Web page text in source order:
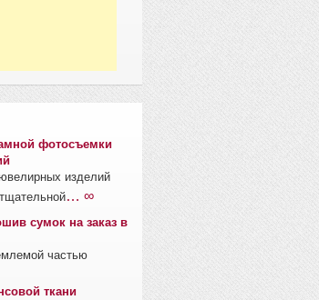
фотосъемки
изделий
… ∞
сумок на заказ в
частью
ткани